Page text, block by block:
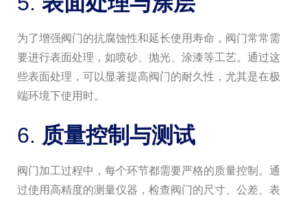
为了增强阀门的抗腐蚀性和延长使用寿命，阀门常常需
要进行表面处理，如喷砂、抛光、涂漆等工艺。通过这
些表面处理，可以显著提高阀门的耐久性，尤其是在极
端环境下使用时。
6. 质量控制与测试
阀门加工过程中，每个环节都需要严格的质量控制。通
过使用高精度的测量仪器，检查阀门的尺寸、公差、表